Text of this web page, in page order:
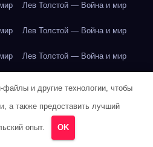
Лев Толстой — Война и мир
Лев Толстой — Война и мир
Лев Толстой — Война и мир
Лев Толстой — Война и мир
Лев Толстой — Война и мир
файлы и другие технологии, чтобы
а также предоставить лучший
опыт. OK